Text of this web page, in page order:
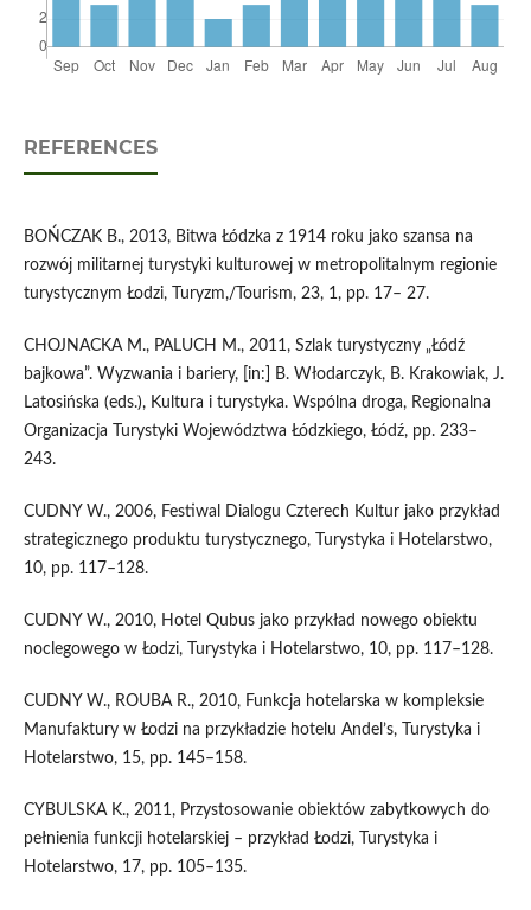
REFERENCES
BOŃCZAK B., 2013, Bitwa Łódzka z 1914 roku jako szansa na
rozwój militarnej turystyki kulturowej w metropolitalnym regionie
turystycznym Łodzi, Turyzm,/Tourism, 23, 1, pp. 17– 27.
CHOJNACKA M., PALUCH M., 2011, Szlak turystyczny „Łódź
bajkowa”. Wyzwania i bariery, [in:] B. Włodarczyk, B. Krakowiak, J.
Latosińska (eds.), Kultura i turystyka. Wspólna droga, Regionalna
Organizacja Turystyki Województwa Łódzkiego, Łódź, pp. 233–
243.
CUDNY W., 2006, Festiwal Dialogu Czterech Kultur jako przykład
strategicznego produktu turystycznego, Turystyka i Hotelarstwo,
10, pp. 117–128.
CUDNY W., 2010, Hotel Qubus jako przykład nowego obiektu
noclegowego w Łodzi, Turystyka i Hotelarstwo, 10, pp. 117–128.
CUDNY W., ROUBA R., 2010, Funkcja hotelarska w kompleksie
Manufaktury w Łodzi na przykładzie hotelu Andel’s, Turystyka i
Hotelarstwo, 15, pp. 145–158.
CYBULSKA K., 2011, Przystosowanie obiektów zabytkowych do
pełnienia funkcji hotelarskiej – przykład Łodzi, Turystyka i
Hotelarstwo, 17, pp. 105–135.